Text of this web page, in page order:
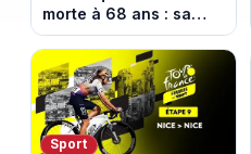
morte à 68 ans : sa
sœur Catherine Frot
annonce la triste
nouvelle
Sport